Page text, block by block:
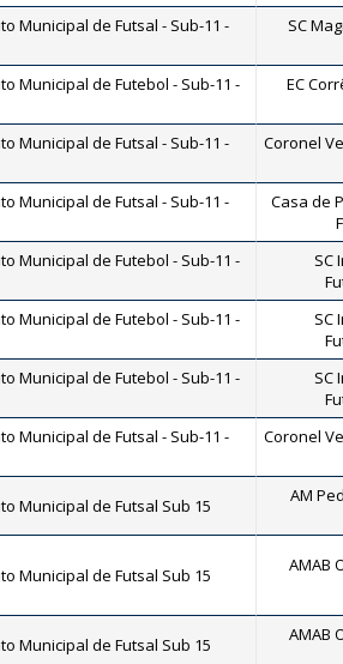
Municipal de Futsal - Sub-11 -
SC
Municipal de Futebol - Sub-11 -
EC
Municipal de Futsal - Sub-11 -
Coronel
Municipal de Futsal - Sub-11 -
Casa de
Municipal de Futebol - Sub-11 -
SC
Municipal de Futebol - Sub-11 -
SC
Municipal de Futebol - Sub-11 -
SC
Municipal de Futsal - Sub-11 -
Coronel
Municipal de Futsal Sub 15 AM
Municipal de Futsal Sub 15 AMAB
Municipal de Futsal Sub 15 AMAB